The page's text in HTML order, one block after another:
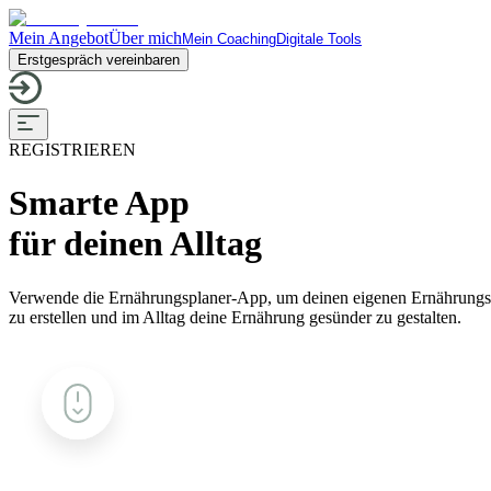
Mein AngebotÜber mich Mein CoachingDigitale Tools
Erstgespräch vereinbaren
REGISTRIEREN
Smarte App
für deinen Alltag
Verwende die Ernährungsplaner-App, um deinen eigenen
zu erstellen und im Alltag deine Ernährung gesünder zu gestalten.